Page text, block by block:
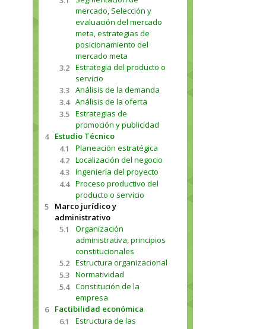
mercado, Selección y
evaluación del mercado
meta, estrategias de
posicionamiento del
mercado meta
3.2 Estrategia del producto o
servicio
3.3 Análisis de la demanda
3.4 Análisis de la oferta
3.5 Estrategias de
promoción y publicidad
4
Estudio Técnico
4.1
Planeación estratégica
4.2 Localización del negocio
4.3 Ingeniería del proyecto
4.4 Proceso productivo del
producto o servicio
5
Marco jurídico y
administrativo
5.1
Organización
administrativa, principios
constitucionales
5.2 Estructura organizacional
5.3 Normatividad
5.4 Constitución de la
empresa
6
Factibilidad económica
6.1
Estructura de las